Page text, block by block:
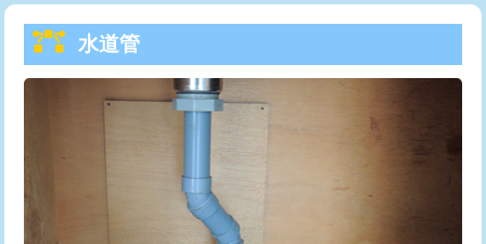
給水管工事※（ライニング鋼管・銅
管・ポリ管・HT管使用/3ｍまで)
給水管工事※（ライニング鋼管・銅
管・ポリ管・HT管使用/3ｍ超え)
排水管工事（土の掘削・埋め戻し作
11,000円~
排水管工事（排水管工事/3ｍまで） 55,000円
トーラー機使用/3mまで
追加トーラー機使用/3m超え
33,000円
8,800円
止水・漏水調査・防水処理・清掃・修
11,000円
水道管